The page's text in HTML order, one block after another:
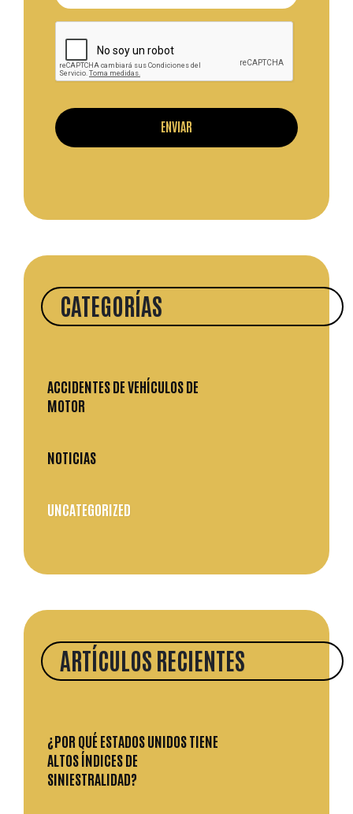
CATEGORÍAS
ACCIDENTES DE VEHÍCULOS DE
MOTOR
NOTICIAS
UNCATEGORIZED
ARTÍCULOS RECIENTES
¿POR QUÉ ESTADOS UNIDOS TIENE
ALTOS ÍNDICES DE
SINIESTRALIDAD?